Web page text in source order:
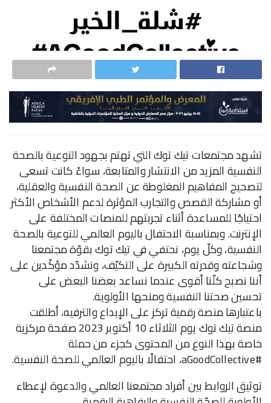
تشهد مجتمعات تيك توك التي تهتم بجهود التوعية بالصحة
النفسية المزيد من الانتشار والمتابعة، سواءً كانت تسعى
لتصحيح المفاهيم المغلوطة عن الصحة النفسية والعقلية،
أو مشاركة القصص والتجارب المؤثرة لدعم الأشخاص الأكثر
احتياجًا للمساعدة أثناء تجربتهم للمنصات المختلفة على
الإنترنت. وبمناسبة الاحتفال باليوم العالمي للتوعية بالصحة
النفسية، وكلّ يوم، نحتفي في تيك توك بقوّة مجتمعنا
وشجاعته وقدرته الكبيرة على التكيّف، ونشدّد مؤكّدين على
أننا نصبح كلّنا أقوى عندما نساعد بعضنا البعض على
تحسين صحتنا النفسية ومنحها الأولوية.
باعتبارها منصة رقمية تركز على الإبداع والترفيه، أطلقت
منصة تيك توك يوم الثلاثاء 10 أكتوبر 2023 صفحة مركزية
خاصة بهذا النوع من المحتوى كجزء من حملة
#aGoodCollective، احتفالًا باليوم العالمي للصحة النفسية.
توثيق الروابط بين أفراد مجتمعنا العالمي والدعوة لإعطاء